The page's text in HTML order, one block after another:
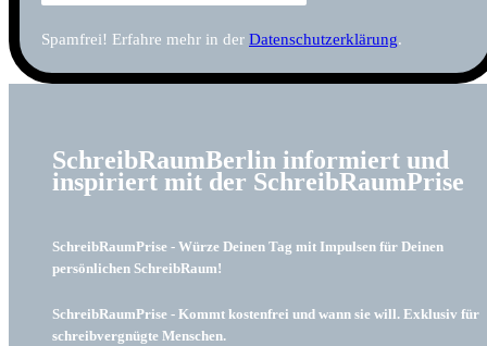
Spamfrei! Erfahre mehr in der Datenschutzerklärung.
SchreibRaumBerlin informiert und
inspiriert mit der SchreibRaumPrise
SchreibRaumPrise - Würze Deinen Tag mit Impulsen für Deinen
persönlichen SchreibRaum!
SchreibRaumPrise - Kommt kostenfrei und wann sie will. Exklusiv für
schreibvergnügte Menschen.